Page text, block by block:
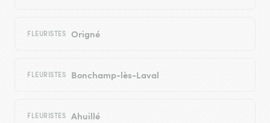
FLEURISTES Origné
FLEURISTES Bonchamp-lès-Laval
FLEURISTES Ahuillé